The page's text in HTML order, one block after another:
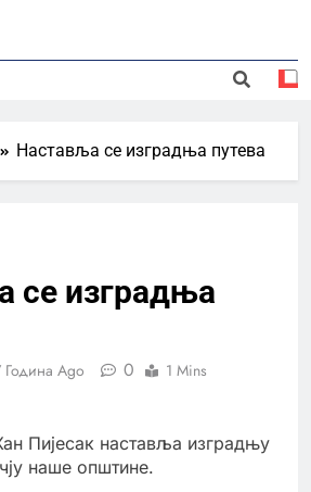
Наставља се изградња путева
се изградња
Година Ago 0 1 Mins
Пијесак наставља изградњу
наше општине.